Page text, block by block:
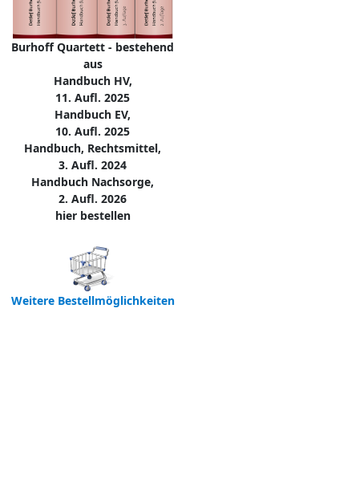
Burhoff Quartett - bestehend
aus
Handbuch HV,
11. Aufl. 2025
Handbuch EV,
10. Aufl. 2025
Handbuch, Rechtsmittel,
3. Aufl. 2024
Handbuch Nachsorge,
2. Aufl. 2026
hier bestellen
Weitere Bestellmöglichkeiten